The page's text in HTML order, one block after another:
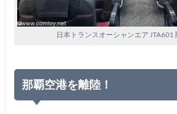
日本トランスオーシャンエア JTA601
那覇空港を離陸！